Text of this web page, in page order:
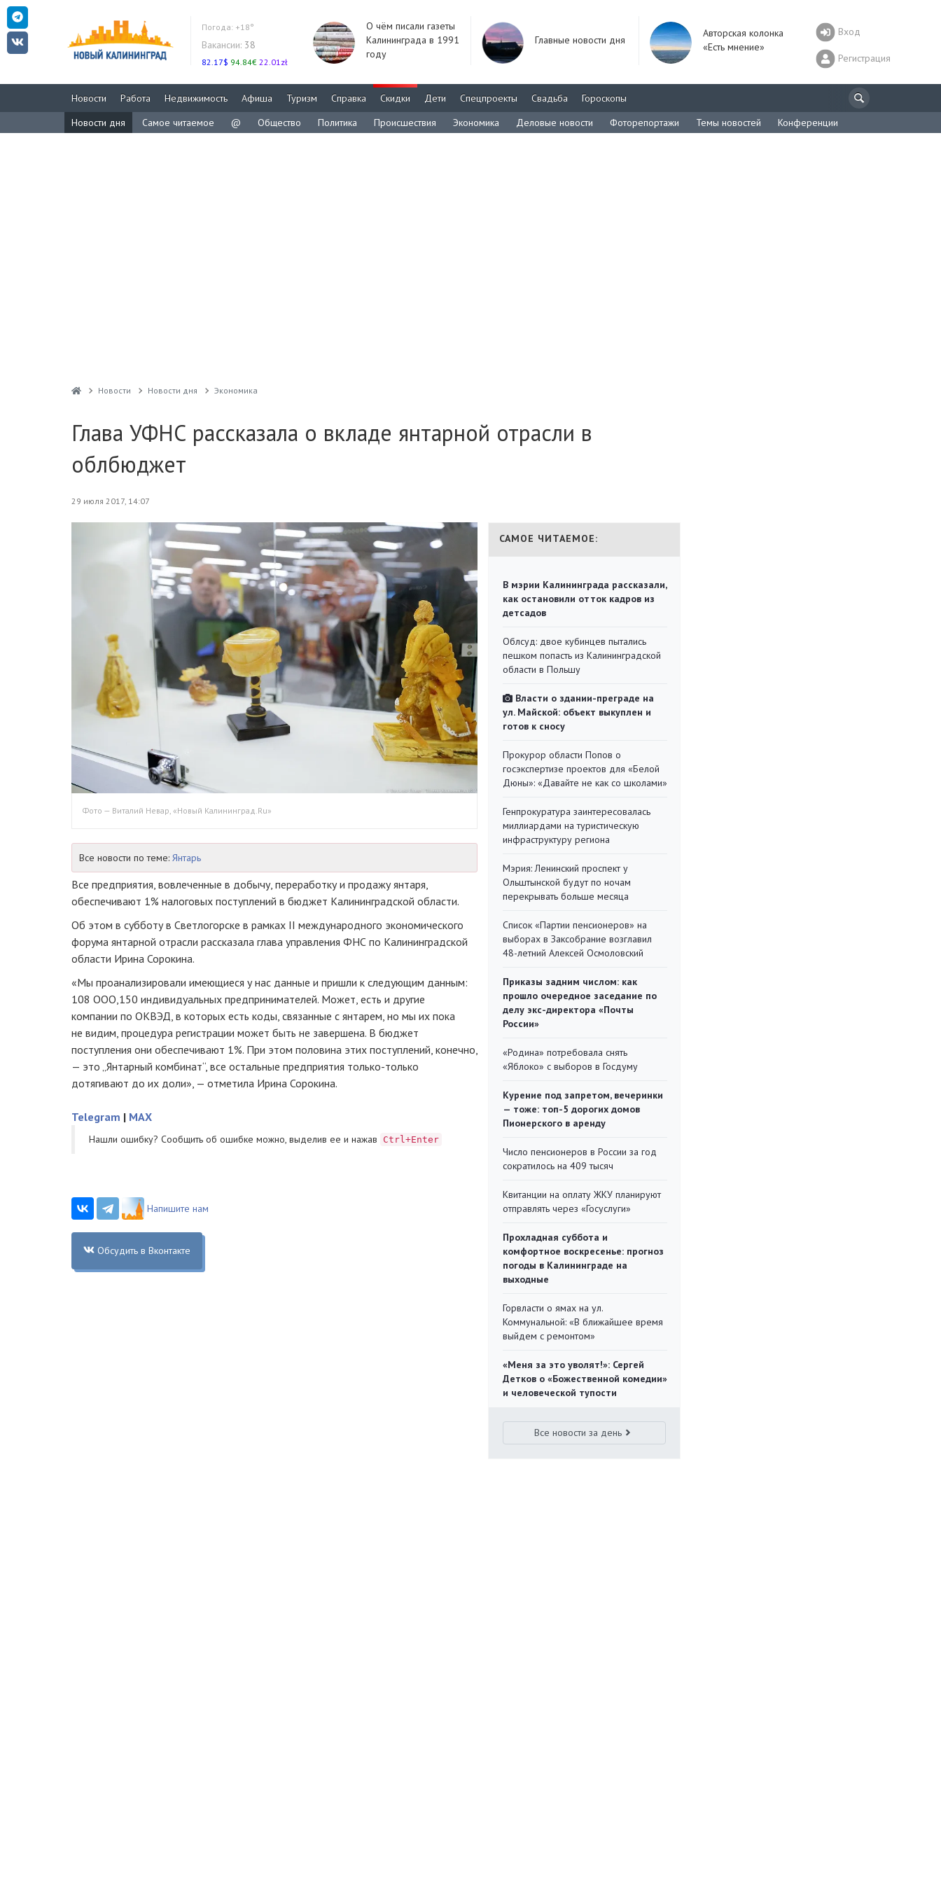
Погода: +18°
Вакансии: 38
82.17$ 94.84€ 22.01zł
О чём писали газеты
Калининграда в 1991
году
Главные новости дня
Авторская колонка
«Есть мнение»
Вход
Регистрация
Новости Работа Недвижимость Афиша Туризм Справка Скидки Дети Спецпроекты Свадьба
Гороскопы
Новости дня
Самое читаемое @ Общество Политика Происшествия Экономика Деловые новости Фоторепортажи Темы новостей Конференции
Новости Новости дня Экономика
Глава УФНС рассказала о вкладе янтарной отрасли в
облбюджет
29 июля 2017, 14:07
Фото — Виталий Невар, «Новый Калининград.Ru»
Все новости по теме: Янтарь
Все предприятия, вовлеченные в добычу, переработку и продажу янтаря,
обеспечивают 1% налоговых поступлений в бюджет Калининградской области.
Об этом в субботу в Светлогорске в рамках II международного экономического
форума янтарной отрасли рассказала глава управления ФНС по Калининградской
области Ирина Сорокина.
«Мы проанализировали имеющиеся у нас данные и пришли к следующим данным:
108 ООО,150 индивидуальных предпринимателей. Может, есть и другие
компании по ОКВЭД, в которых есть коды, связанные с янтарем, но мы их пока
не видим, процедура регистрации может быть не завершена. В бюджет
поступления они обеспечивают 1%. При этом половина этих поступлений, конечно,
— это „Янтарный комбинат“, все остальные предприятия только-только
дотягивают до их доли», — отметила Ирина Сорокина.
Telegram | MAX
Нашли ошибку? Cообщить об ошибке можно, выделив ее и нажав Ctrl+Enter
Напишите нам
Обсудить в Вконтакте
САМОЕ ЧИТАЕМОЕ:
В мэрии Калининграда рассказали,
как остановили отток кадров из
детсадов
Облсуд: двое кубинцев пытались
пешком попасть из Калининградской
области в Польшу
Власти о здании-преграде на
ул. Майской: объект выкуплен и
готов к сносу
Прокурор области Попов о
госэкспертизе проектов для «Белой
Дюны»: «Давайте не как со школами»
Генпрокуратура заинтересовалась
миллиардами на туристическую
инфраструктуру региона
Мэрия: Ленинский проспект у
Ольштынской будут по ночам
перекрывать больше месяца
Список «Партии пенсионеров» на
выборах в Заксобрание возглавил
48-летний Алексей Осмоловский
Приказы задним числом: как
прошло очередное заседание по
делу экс-директора «Почты
России»
«Родина» потребовала снять
«Яблоко» с выборов в Госдуму
Курение под запретом, вечеринки
— тоже: топ-5 дорогих домов
Пионерского в аренду
Число пенсионеров в России за год
сократилось на 409 тысяч
Квитанции на оплату ЖКУ планируют
отправлять через «Госуслуги»
Прохладная суббота и
комфортное воскресенье: прогноз
погоды в Калининграде на
выходные
Горвласти о ямах на ул.
Коммунальной: «В ближайшее время
выйдем с ремонтом»
«Меня за это уволят!»: Сергей
Детков о «Божественной комедии»
и человеческой тупости
Все новости за день